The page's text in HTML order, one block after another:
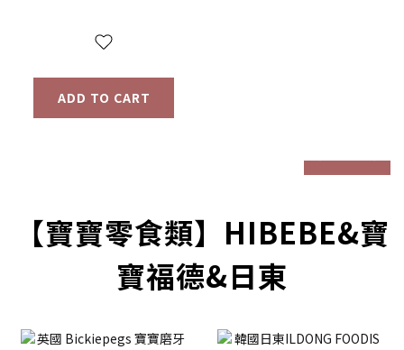
ADD TO CART
【寶寶零食類】HIBEBE&寶
寶福德&日東